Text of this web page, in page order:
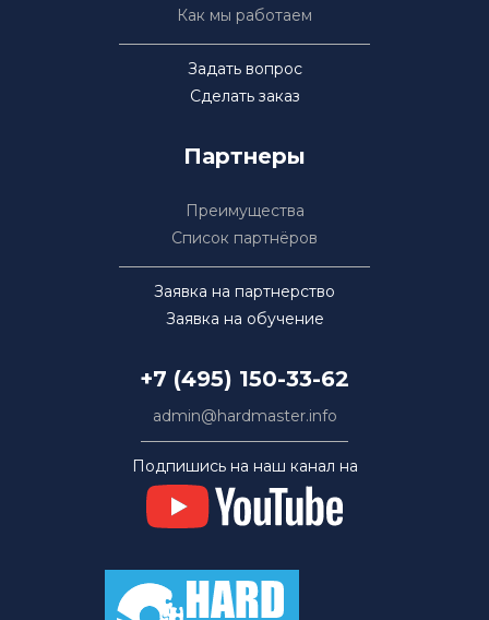
Как мы работаем
Задать вопрос
Сделать заказ
Партнеры
Преимущества
Список партнёров
Заявка на партнерство
Заявка на обучение
+7 (495) 150-33-62
admin@hardmaster.info
Подпишись на наш канал на